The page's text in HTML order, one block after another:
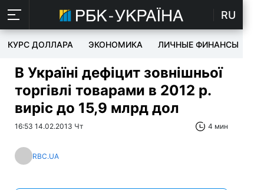
RU
КУРС ДОЛЛАРА ЭКОНОМИКА ЛИЧНЫЕ ФИНАНСЫ
В Україні дефіцит зовнішньої
торгівлі товарами в 2012 р.
виріс до 15,9 млрд дол
16:53 14.02.2013 Чт 4 мин
RBC.UA